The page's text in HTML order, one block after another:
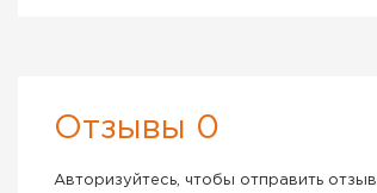
Отзывы 0
Авторизуйтесь, чтобы отправить отзыв.